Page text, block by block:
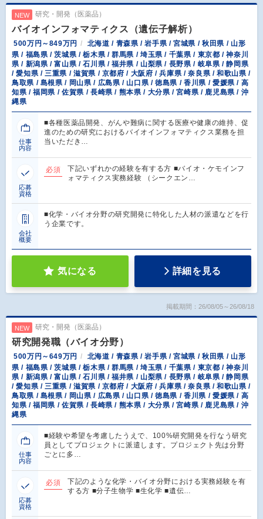
NEW 研究・開発（医薬品）
バイオインフォマティクス（遺伝子解析）
500万円～849万円
北海道 / 青森県 / 岩手県 / 宮城県 / 秋田県 / 山形
県 / 福島県 / 茨城県 / 栃木県 / 群馬県 / 埼玉県 / 千葉県 / 東京都 / 神奈川
県 / 新潟県 / 富山県 / 石川県 / 福井県 / 山梨県 / 長野県 / 岐阜県 / 静岡県
/ 愛知県 / 三重県 / 滋賀県 / 京都府 / 大阪府 / 兵庫県 / 奈良県 / 和歌山県 /
鳥取県 / 島根県 / 岡山県 / 広島県 / 山口県 / 徳島県 / 香川県 / 愛媛県 / 高
知県 / 福岡県 / 佐賀県 / 長崎県 / 熊本県 / 大分県 / 宮崎県 / 鹿児島県 / 沖
縄県
仕事
内容
■各種医薬品開発、がんや難病に関する医療や健康の維持、促
進のための研究におけるバイオインフォマティクス業務を担
当いただき…
応募
資格
必須
下記いずれかの経験を有する方 ■バイオ・ケモインフ
ォマティクス実務経験 （シークエン…
会社
概要
■化学・バイオ分野の研究開発に特化した人材の派遣などを行
う企業です。
気になる 詳細を見る
掲載期間：26/08/05～26/08/18
NEW 研究・開発（医薬品）
研究開発職（バイオ分野）
500万円～649万円
北海道 / 青森県 / 岩手県 / 宮城県 / 秋田県 / 山形
県 / 福島県 / 茨城県 / 栃木県 / 群馬県 / 埼玉県 / 千葉県 / 東京都 / 神奈川
県 / 新潟県 / 富山県 / 石川県 / 福井県 / 山梨県 / 長野県 / 岐阜県 / 静岡県
/ 愛知県 / 三重県 / 滋賀県 / 京都府 / 大阪府 / 兵庫県 / 奈良県 / 和歌山県 /
鳥取県 / 島根県 / 岡山県 / 広島県 / 山口県 / 徳島県 / 香川県 / 愛媛県 / 高
知県 / 福岡県 / 佐賀県 / 長崎県 / 熊本県 / 大分県 / 宮崎県 / 鹿児島県 / 沖
縄県
仕事
内容
■経験や希望を考慮したうえで、100%研究開発を行なう研究
員としてプロジェクトに派遣します。プロジェクト先は分野
ごとに多…
応募
資格
必須
下記のような化学・バイオ分野における実務経験を有
する方 ■分子生物学 ■生化学 ■遺伝…